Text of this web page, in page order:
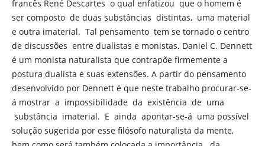
francês René Descartes o qual enfatizou que o homem é
ser composto de duas substâncias distintas, uma material
e outra imaterial. Tal pensamento tem se tornado o centro
de discussões entre dualistas e monistas. Daniel C. Dennett
é um monista naturalista que contrapõe firmemente a
postura dualista e suas extensões. A partir do pensamento
desenvolvido por Dennett é que neste trabalho procurar-se-
á mostrar a impossibilidade da existência de uma
substância imaterial. E ainda apontar-se-á uma possível
solução sugerida por esse filósofo naturalista da mente,